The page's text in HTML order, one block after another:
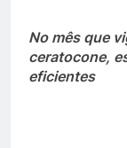
No mês que
ceratocone,
eficientes